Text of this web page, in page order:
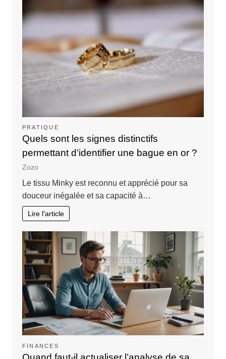
PRATIQUE
Quels sont les signes distinctifs
permettant d’identifier une bague en or ?
Zozo
Le tissu Minky est reconnu et apprécié pour sa
douceur inégalée et sa capacité à…
Lire l'article
FINANCES